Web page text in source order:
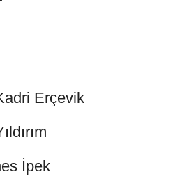
Erçevik
İpek